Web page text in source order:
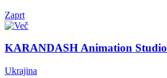
Zaprt
KARANDASH Animation Studio
Ukrajina